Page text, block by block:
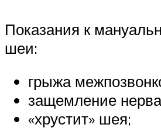
Показания к
шеи:
грыжа
защемление
«хрустит» шея;